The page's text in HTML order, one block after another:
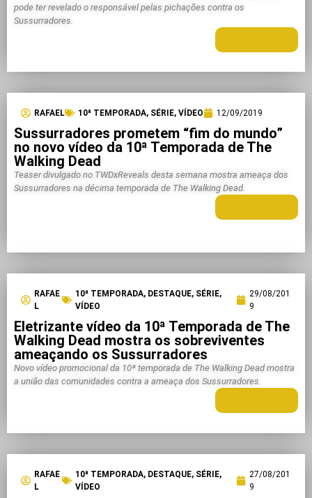
pode ter revelado o responsável pelas pichações contra os
Sussurradores.
RAFAEL 10ª TEMPORADA, SÉRIE, VÍDEO 12/09/2019
Sussurradores prometem “fim do mundo”
no novo vídeo da 10ª Temporada de The
Walking Dead
Teaser divulgado no TWDxReveals desta semana mostra ameaça dos
Sussurradores na décima temporada de The Walking Dead.
RAFAE
L
10ª TEMPORADA, DESTAQUE, SÉRIE,
VÍDEO
29/08/201
9
Eletrizante vídeo da 10ª Temporada de The
Walking Dead mostra os sobreviventes
ameaçando os Sussurradores
Novo vídeo promocional da 10ª temporada de The Walking Dead mostra
a união das comunidades contra a ameaça dos Sussurradores.
RAFAE
L
10ª TEMPORADA, DESTAQUE, SÉRIE,
VÍDEO
27/08/201
9